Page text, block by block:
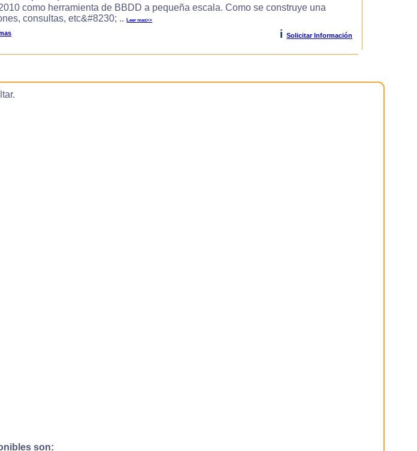
como herramienta de BBDD a pequeña escala. Como se construye una
consultas, etc&#8230; ..Leer mas>>
i Solicitar Información
son: